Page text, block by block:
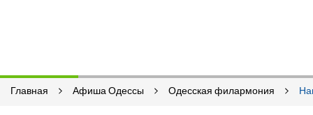
Главная Афиша Одессы Одесская филармония